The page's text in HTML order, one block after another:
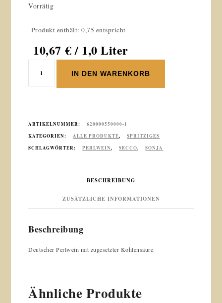
Vorrätig
Produkt enthält: 0,75 entspricht
10,67€/ 1,0 Liter
Sonja
Regina
Menge
IN DEN WARENKORB
ARTIKELNUMMER:
620000550000-1
KATEGORIEN:
ALLE PRODUKTE,
SPRITZIGES
SCHLAGWÖRTER:
PERLWEIN, SECCO, SONJA
BESCHREIBUNG
ZUSÄTZLICHE INFORMATIONEN
Beschreibung
Deutscher Perlwein mit zugesetzter Kohlensäure.
Ähnliche Produkte